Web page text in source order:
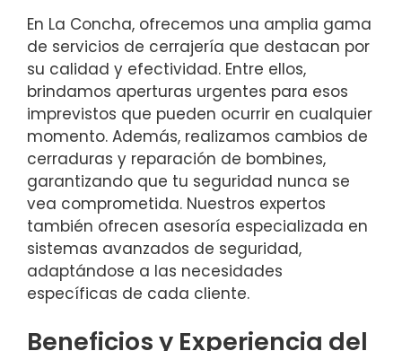
En La Concha, ofrecemos una amplia gama
de servicios de cerrajería que destacan por
su calidad y efectividad. Entre ellos,
brindamos aperturas urgentes para esos
imprevistos que pueden ocurrir en cualquier
momento. Además, realizamos cambios de
cerraduras y reparación de bombines,
garantizando que tu seguridad nunca se
vea comprometida. Nuestros expertos
también ofrecen asesoría especializada en
sistemas avanzados de seguridad,
adaptándose a las necesidades
específicas de cada cliente.
Beneficios y Experiencia del